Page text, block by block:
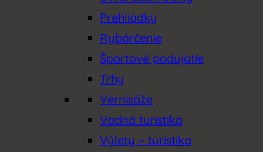
Prehliadky
Rybárčenie
Športové podujatie
Trhy
Vernisáže
Vodná turistika
Výlety – turistika